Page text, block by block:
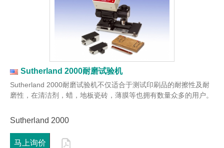
Sutherland 2000耐磨试验机
Sutherland 2000耐磨试验机不仅适合于测试印刷品的耐擦性及耐
磨性，在清洁剂，蜡，地板瓷砖，薄膜等也拥有数量众多的用户。
Sutherland 2000
马上询价